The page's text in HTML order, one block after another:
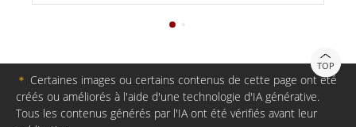
TOP
＊ Certaines images ou certains contenus de cette page ont été
créés ou améliorés à l'aide d'une technologie d'IA générative.
Tous les contenus générés par l'IA ont été vérifiés avant leur